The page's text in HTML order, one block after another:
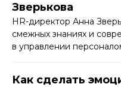
Зверькова
HR-директор Анна
смежных знаниях и
в управлении
Как сделать